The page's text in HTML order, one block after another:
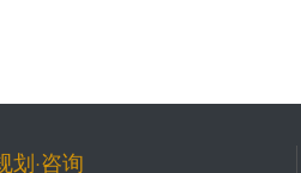
划·咨询